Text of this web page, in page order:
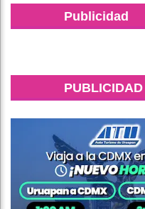
Publicidad
PUBLICIDAD